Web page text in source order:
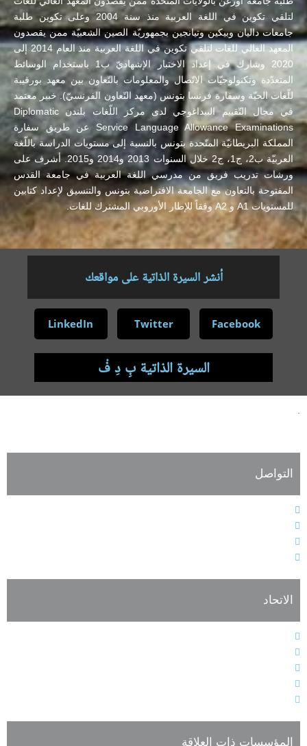
لتلقي تكوين في اللغة العربية منذ سنة 2004 وعلى تكوين طلبة
جامعات داليان وبيكين وتيانجين بجمهوريّة الصين الشعبيّة ممن يقصدون
المعهد العالي للغات لتلقي تكوين في اللغة العربية منذ العام 2014 إلى
2020 وشارك في إعداد الاختبار الإشهاديّ ب1 باستخدام الوسائط
المتعدّدة وتكنولوجيّات الاتّصال والمعلومات بالتّعاون بين معهد بورقيبة
للّغات الحيّة وسفارة فرنسا بتونس (معهد التّعاون الفرنسيّ). خبير معتمد
في مجال التّقييم البيداغوجي لدى مركز اللّغات بلندن Diplomatic
Service Language Allowance Examinations عن طريق سفارة
المملكة البريطانيّة المتّحدة بتونس بالنسبة إلى مستويات الدراسة باللّغة
العربيّة ب2، ج1، ج2 خلال السنوات 2013 و2014 و2015. أشرف على
ورشات تدريب فريق من مدرسي اللغة العربية في جامعة القدس
المفتوحة بالتعاون مع الجامعة الافتراضية بتونس والتنسيق لإعداد كتابين
للمستويات A1 و A2 وفقاً للإطار الأوروبي المشترك للغات.
أنشر السيرة الذاتية على مواقعك
Facebook
Twitter
LinkedIn
السيرة الذاتية بِ دِ فْ
التواصل
الاتحاد
المؤسسات ذات العلاقة